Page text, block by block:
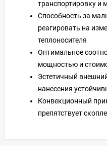
транспортировку и
Способность за
реагировать на
теплоносителя
Оптимальное
мощностью и
Эстетичный
нанесения
Конвекционный
препятствует